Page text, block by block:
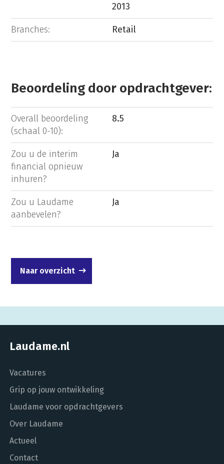
2013
Branches: Retail
Beoordeling door opdrachtgever:
Overall beoordeling
(schaal 0-10):
8.5
Zou u de interim
financial opnieuw
inhuren?
Ja
Zou u Laudame
aanbevelen?
Ja
Naar overzicht
Laudame.nl
Vacatures
Grip op jouw ontwikkeling
Laudame voor opdrachtgevers
Over Laudame
Actueel
Contact